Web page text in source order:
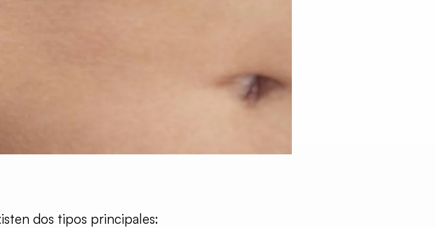
dos tipos principales: